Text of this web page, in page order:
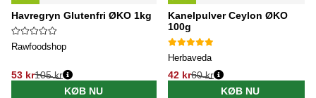
Havregryn Glutenfri ØKO 1kg
Rawfoodshop
53 kr105 kr
KØB NU
Kanelpulver Ceylon ØKO
100g
Herbaveda
42 kr60 kr
KØB NU